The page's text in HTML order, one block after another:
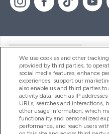
Producten
Company Information
We use cookies and other
provided by third parties, to
social media features, enhance
experiences, support our
also enable us and third parties to
activity data, such as IP
URLs, searches and interactions,
other usage information, which
functionality and personalized
performance, and reach users